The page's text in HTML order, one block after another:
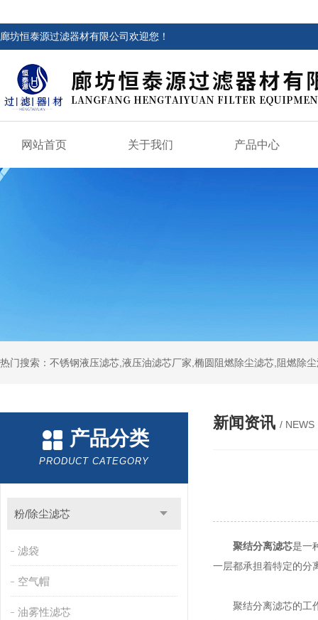
廊坊恒泰源过滤器材有限公司欢迎您！
网站首页 关于我们 产品中心
热门搜索：不锈钢液压滤芯,液压油滤芯厂家,椭圆阻燃除尘滤芯,阻燃除
产品分类
PRODUCT CATEGORY
粉/除尘滤芯
滤袋
空气帽
油雾性滤芯
新闻资讯 / NEWS
聚结分离滤芯是一
一层都承担着特定的分
聚结分离滤芯的工作